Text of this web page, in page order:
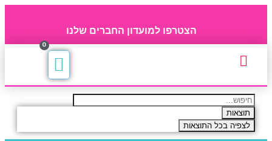
הצטרפו למועדון החברים שלנו
0
תוצאות
לצפיה בכל התוצאות